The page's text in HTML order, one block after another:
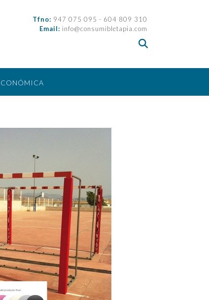
Tfno: 947 075 095 - 604 809 310
Email: info@consumibletapia.com